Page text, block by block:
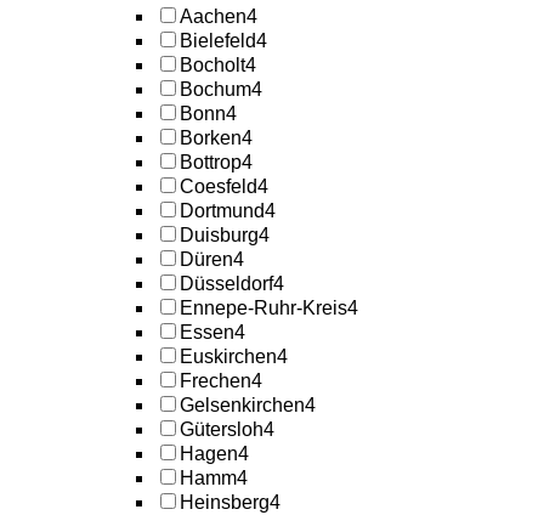
Aachen4
Bielefeld4
Bocholt4
Bochum4
Bonn4
Borken4
Bottrop4
Coesfeld4
Dortmund4
Duisburg4
Düren4
Düsseldorf4
Ennepe-Ruhr-Kreis4
Essen4
Euskirchen4
Frechen4
Gelsenkirchen4
Gütersloh4
Hagen4
Hamm4
Heinsberg4